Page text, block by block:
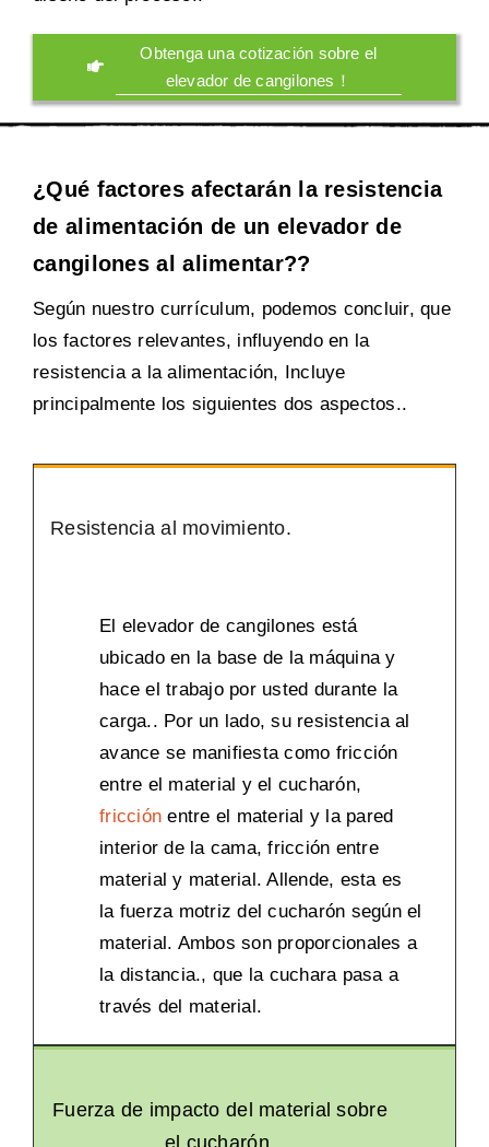
Obtenga una cotización sobre el
elevador de cangilones！
¿Qué factores afectarán la resistencia
de alimentación de un elevador de
cangilones al alimentar??
Según nuestro currículum, podemos concluir, que
los factores relevantes, influyendo en la
resistencia a la alimentación, Incluye
principalmente los siguientes dos aspectos..
Resistencia al movimiento.
El elevador de cangilones está
ubicado en la base de la máquina y
hace el trabajo por usted durante la
carga.. Por un lado, su resistencia al
avance se manifiesta como fricción
entre el material y el cucharón,
fricción entre el material y la pared
interior de la cama, fricción entre
material y material. Allende, esta es
la fuerza motriz del cucharón según el
material. Ambos son proporcionales a
la distancia., que la cuchara pasa a
través del material.
Fuerza de impacto del material sobre
el cucharón.